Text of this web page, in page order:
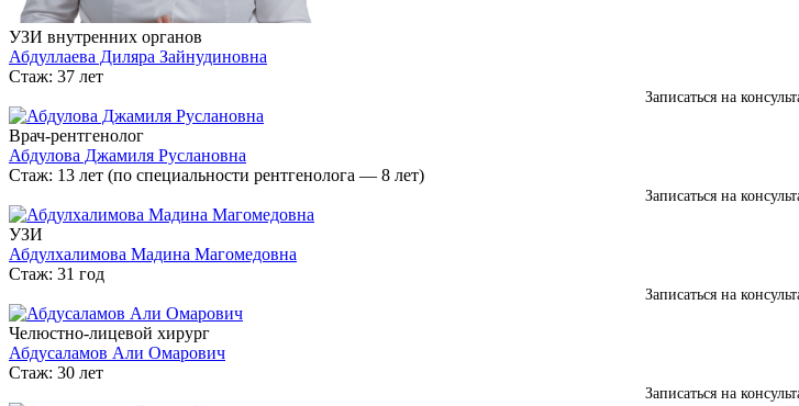
УЗИ внутренних органов
Абдуллаева Диляра Зайнудиновна
Стаж: 37 лет
Записаться на
Врач-рентгенолог
Абдулова Джамиля Руслановна
Стаж: 13 лет (по специальности рентгенолога — 8 лет)
Записаться на
УЗИ
Абдулхалимова Мадина Магомедовна
Стаж: 31 год
Записаться на
Челюстно-лицевой хирург
Абдусаламов Али Омарович
Стаж: 30 лет
Записаться на